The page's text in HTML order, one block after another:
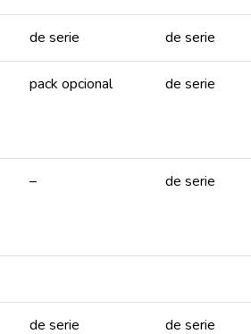
de serie de serie
pack opcional de serie
– de serie
de serie de serie